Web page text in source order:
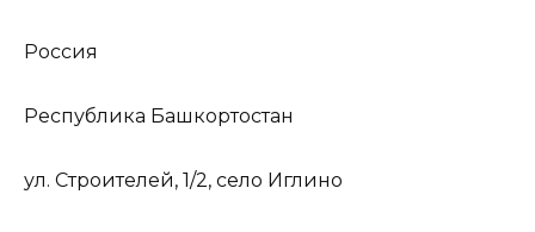
Россия
Республика Башкортостан
ул. Строителей, 1/2, село Иглино